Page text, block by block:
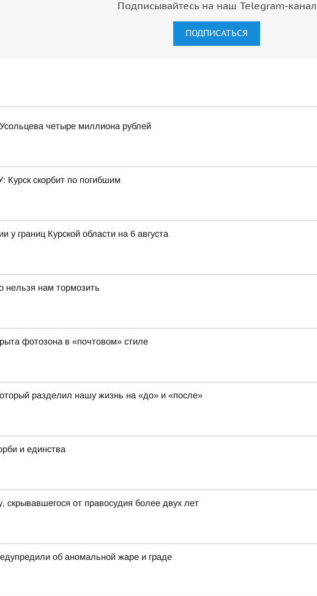
Подписывайтесь на наш Telegram-канал
ПОДПИСАТЬСЯ
четыре миллиона рублей
Курск скорбит по погибшим
у границ Курской области на 6 августа
нельзя нам тормозить
фотозона в «почтовом» стиле
разделил нашу жизнь на «до» и «после»
и единства
скрывавшегося от правосудия более двух лет
об аномальной жаре и граде